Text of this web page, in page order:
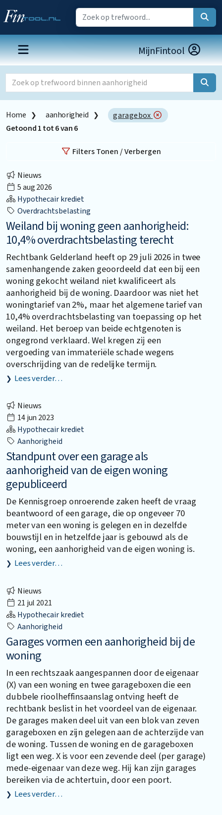
MijnFintool
Home aanhorigheid
garagebox
Getoond1tot6van6
Filters Tonen / Verbergen
Nieuws
5 aug 2026
Hypothecair krediet
Overdrachtsbelasting
Weiland bij woning geen aanhorigheid:
10,4% overdrachtsbelasting terecht
Rechtbank Gelderland heeft op 29 juli 2026 in twee
samenhangende zaken geoordeeld dat een bij een
woning gekocht weiland niet kwalificeert als
aanhorigheid bij de woning. Daardoor was niet het
woningtarief van 2%, maar het algemene tarief van
10,4% overdrachtsbelasting van toepassing op het
weiland. Het beroep van beide echtgenoten is
ongegrond verklaard. Wel kregen zij een
vergoeding van immateriële schade wegens
overschrijding van de redelijke termijn.
Lees verder…
Nieuws
14 jun 2023
Hypothecair krediet
Aanhorigheid
Standpunt over een garage als
aanhorigheid van de eigen woning
gepubliceerd
De Kennisgroep onroerende zaken heeft de vraag
beantwoord of een garage, die op ongeveer 70
meter van een woning is gelegen en in dezelfde
bouwstijl en in hetzelfde jaar is gebouwd als de
woning, een aanhorigheid van de eigen woning is.
Lees verder…
Nieuws
21 jul 2021
Hypothecair krediet
Aanhorigheid
Garages vormen een aanhorigheid bij de
woning
In een rechtszaak aangespannen door de eigenaar
(X) van een woning en twee garageboxen die een
dubbele rioolheffinsaanslag ontving heeft de
rechtbank beslist in het voordeel van de eigenaar.
De garages maken deel uit van een blok van zeven
garageboxen en zijn gelegen aan de achterzijde van
de woning. Tussen de woning en de garageboxen
ligt een weg. X is voor een zevende deel (per garage)
mede-eigenaar van deze weg. Hij kan zijn garages
bereiken via de achtertuin, door een poort.
Lees verder…